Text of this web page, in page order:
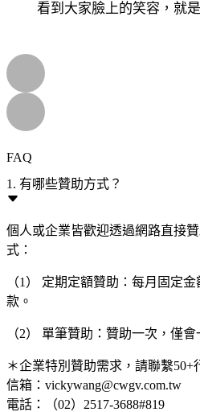
看到大家臉上的笑容，就
FAQ
1. 有哪些贊助方式？
個人或企業皆歡迎透過網路直接
式：
（1） 定期定額贊助：每月固定
款。
（2） 單筆贊助：贊助一次，僅會
＊企業特別贊助需求，請聯繫50+
信箱：vickywang@cwgv.com.tw
電話：（02）2517-3688#819